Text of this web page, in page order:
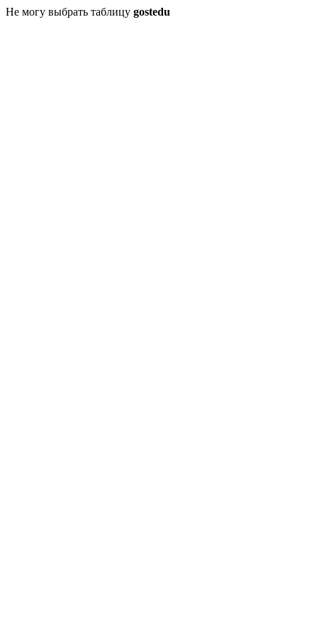
Не могу выбрать таблицу gostedu